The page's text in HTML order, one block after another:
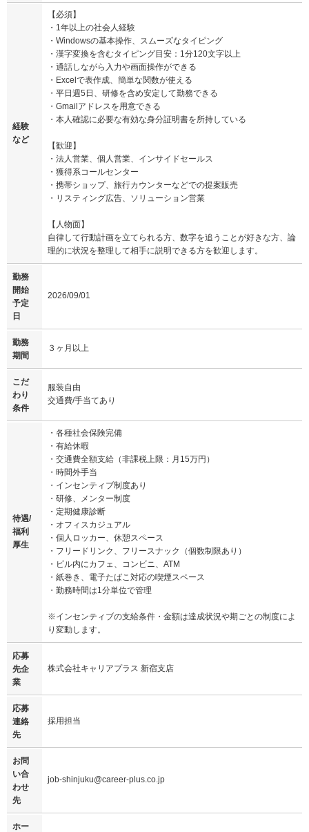
経験
など
【必須】
・1年以上の社会人経験
・Windowsの基本操作、スムーズなタイピング
・漢字変換を含むタイピング目安：1分120文字以上
・通話しながら入力や画面操作ができる
・Excelで表作成、簡単な関数が使える
・平日週5日、研修を含め安定して勤務できる
・Gmailアドレスを用意できる
・本人確認に必要な有効な身分証明書を所持している
【歓迎】
・法人営業、個人営業、インサイドセールス
・獲得系コールセンター
・携帯ショップ、旅行カウンターなどでの提案販売
・リスティング広告、ソリューション営業
【人物面】
自律して行動計画を立てられる方、数字を追うことが好きな方、論
理的に状況を整理して相手に説明できる方を歓迎します。
勤務
開始
予定
日
2026/09/01
勤務
期間
３ヶ月以上
こだ
わり
条件
服装自由
交通費/手当てあり
待遇/
福利
厚生
・各種社会保険完備
・有給休暇
・交通費全額支給（非課税上限：月15万円）
・時間外手当
・インセンティブ制度あり
・研修、メンター制度
・定期健康診断
・オフィスカジュアル
・個人ロッカー、休憩スペース
・フリードリンク、フリースナック（個数制限あり）
・ビル内にカフェ、コンビニ、ATM
・紙巻き、電子たばこ対応の喫煙スペース
・勤務時間は1分単位で管理
※インセンティブの支給条件・金額は達成状況や期ごとの制度によ
り変動します。
応募
先企
業
株式会社キャリアプラス 新宿支店
応募
連絡
先
採用担当
お問
い合
わせ
先
job-shinjuku@career-plus.co.jp
ホー